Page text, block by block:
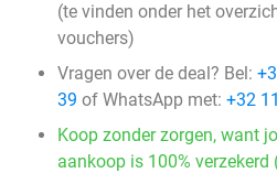
(te vinden onder het
vouchers)
Vragen over de deal? Bel:
39 of WhatsApp met: +32
Koop zonder zorgen, want
aankoop is 100% verzekerd